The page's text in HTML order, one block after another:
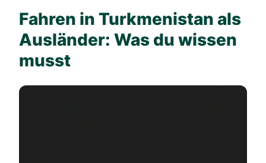
Fahren in Turkmenistan als
Ausländer: Was du wissen
musst